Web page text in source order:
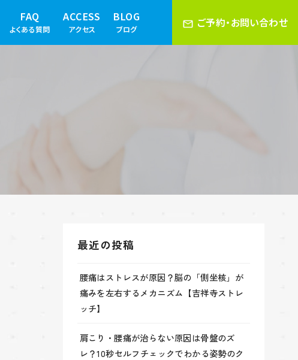
FAQ
よくある質問
ACCESS
アクセス
BLOG
ブログ ご予約・お問い合わせ
最近の投稿
腰痛はストレスが原因？脳の「側坐核」が
痛みを左右するメカニズム【吉祥寺ストレ
ッチ】
肩こり・腰痛が治らない原因は骨盤のズ
レ？10秒セルフチェックでわかる姿勢のク